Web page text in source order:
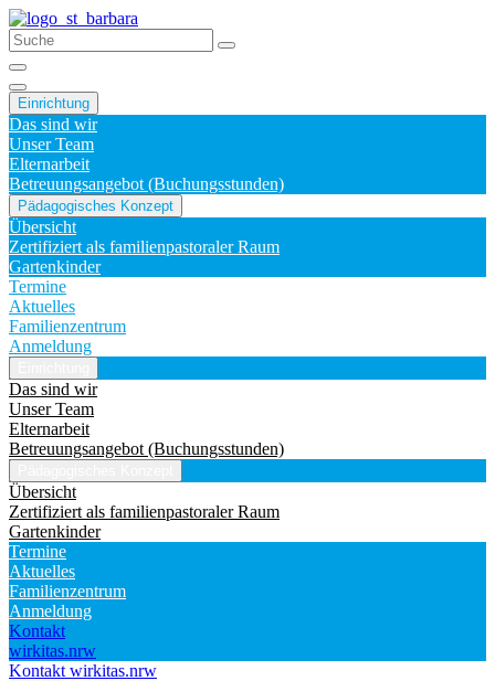
Einrichtung
Das sind wir
Unser Team
Elternarbeit
Betreuungsangebot (Buchungsstunden)
Pädagogisches Konzept
Übersicht
Zertifiziert als familienpastoraler Raum
Gartenkinder
Termine
Aktuelles
Familienzentrum
Anmeldung
Das sind wir
Unser Team
Elternarbeit
Betreuungsangebot (Buchungsstunden)
Übersicht
Zertifiziert als familienpastoraler Raum
Gartenkinder
Termine
Aktuelles
Familienzentrum
Anmeldung
Kontakt
wirkitas.nrw
Kontakt wirkitas.nrw